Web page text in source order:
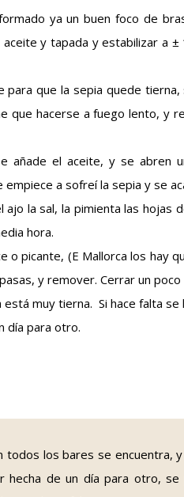
ya un buen foco de
y tapada y estabilizar a ±
para que la sepia quede
que hacerse a fuego lento, y
añade el aceite, y se abren
a sofreí la sepia y se
la sal, la pimienta las hojas
hora.
o picante, (E Mallorca los hay
y remover. Cerrar un
muy tierna. Si hace falta se
día para otro.
todos los bares se encuentra,
hecha de un día para otro, se